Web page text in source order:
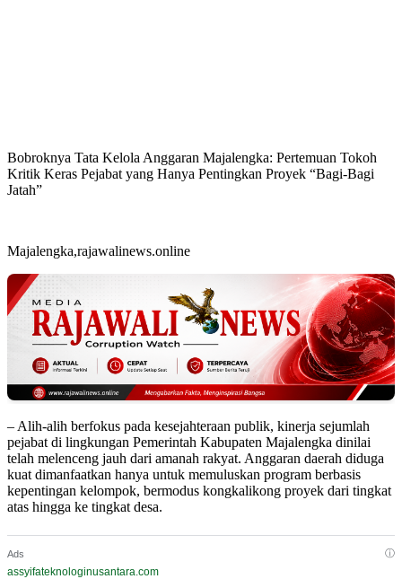
Bobroknya Tata Kelola Anggaran Majalengka: Pertemuan Tokoh
Kritik Keras Pejabat yang Hanya Pentingkan Proyek “Bagi-Bagi
Jatah”
Majalengka,rajawalinews.online
– Alih-alih berfokus pada kesejahteraan publik, kinerja sejumlah
pejabat di lingkungan Pemerintah Kabupaten Majalengka dinilai
telah melenceng jauh dari amanah rakyat. Anggaran daerah diduga
kuat dimanfaatkan hanya untuk memuluskan program berbasis
kepentingan kelompok, bermodus kongkalikong proyek dari tingkat
atas hingga ke tingkat desa.
Ads ⓘ
assyifateknologinusantara.com